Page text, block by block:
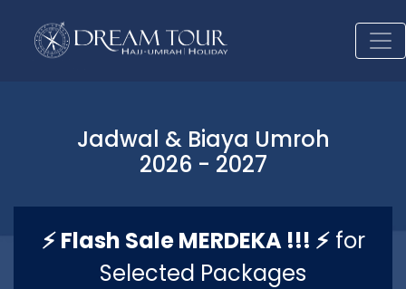
Jadwal & Biaya Umroh
2026 - 2027
⚡ Flash Sale MERDEKA !!! ⚡for
Selected Packages